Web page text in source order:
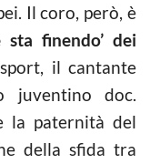
Il coro, però, è
sta finendo’ dei
il cantante
juventino doc.
la paternità del
della sfida tra